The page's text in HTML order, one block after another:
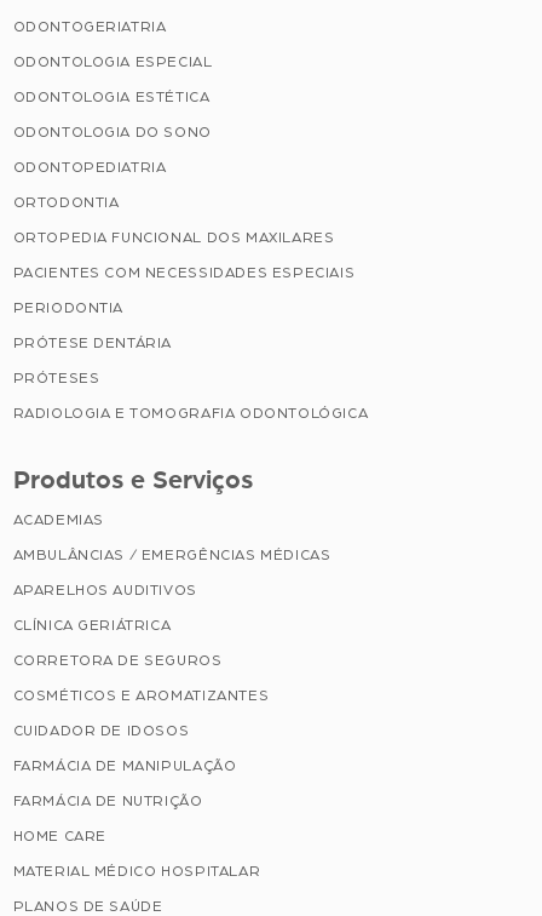
ODONTOGERIATRIA
ODONTOLOGIA ESPECIAL
ODONTOLOGIA ESTÉTICA
ODONTOLOGIA DO SONO
ODONTOPEDIATRIA
ORTODONTIA
ORTOPEDIA FUNCIONAL DOS MAXILARES
PACIENTES COM NECESSIDADES ESPECIAIS
PERIODONTIA
PRÓTESE DENTÁRIA
PRÓTESES
RADIOLOGIA E TOMOGRAFIA ODONTOLÓGICA
Produtos e Serviços
ACADEMIAS
AMBULÂNCIAS / EMERGÊNCIAS MÉDICAS
APARELHOS AUDITIVOS
CLÍNICA GERIÁTRICA
CORRETORA DE SEGUROS
COSMÉTICOS E AROMATIZANTES
CUIDADOR DE IDOSOS
FARMÁCIA DE MANIPULAÇÃO
FARMÁCIA DE NUTRIÇÃO
HOME CARE
MATERIAL MÉDICO HOSPITALAR
PLANOS DE SAÚDE